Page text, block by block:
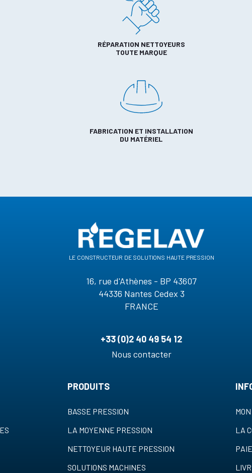
RÉPARATION NETTOYEURS
TOUTE MARQUE
FABRICATION ET INSTALLATION
DU MATÉRIEL
le constructeur de solutions haute pression
16, rue d'Athènes - BP 43607
44336 Nantes Cedex 3
FRANCE
+33 (0)2 40 49 54 12
Nous contacter
PRODUITS
BASSE PRESSION
LA MOYENNE PRESSION
NETTOYEUR HAUTE PRESSION
SOLUTIONS MACHINES
LA